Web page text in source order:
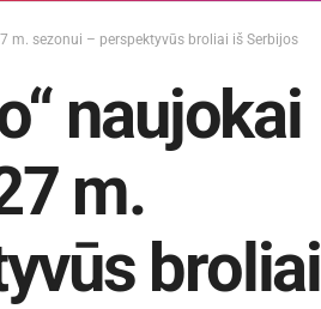
m. sezonui – perspektyvūs broliai iš Serbijos
naujokai
m.
broliai